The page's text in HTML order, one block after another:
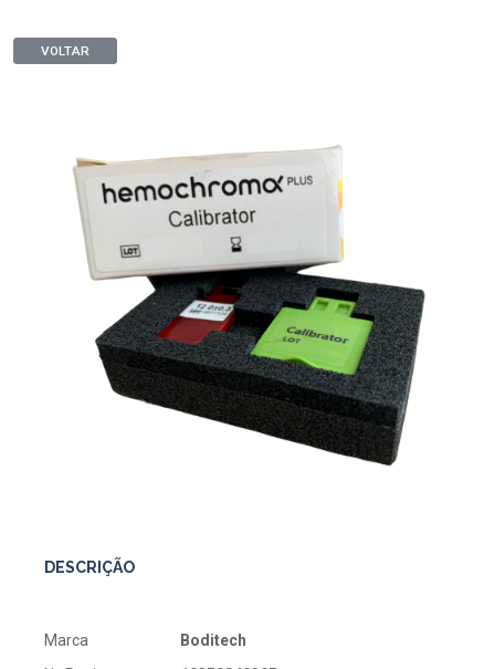
VOLTAR
DESCRIÇÃO
Marca
Boditech